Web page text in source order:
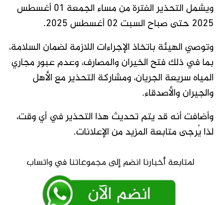
ويشمل التحذير الفترة من مساء الجمعة 01 أغسطس
2025 حتى صباح السبت 02 أغسطس 2025.
وتوصي الهيئة باتخاذ الإجراءات اللازمة لضمان السلامة،
بما في ذلك فتح الخيران والمصارف، وعدم عبور مجاري
المياه سريعة الجريان، ومشاركة التحذير مع الأهل
والجيران والأصدقاء.
وأضافت أنه قد يتم تحديث هذا التحذير في أي وقت،
لذا يُرجى متابعة المزيد من الإعلانات.